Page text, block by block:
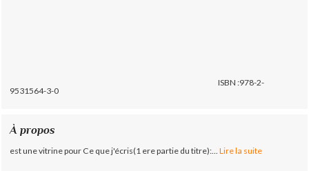
ISBN :978-2-
9531564-3-0
À propos
est une vitrine pour Ce que j'écris(1 ere partie du titre):... Lire la suite